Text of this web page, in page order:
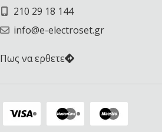
210 29 18 144
info@e-electroset.gr
Πως να ερθετε